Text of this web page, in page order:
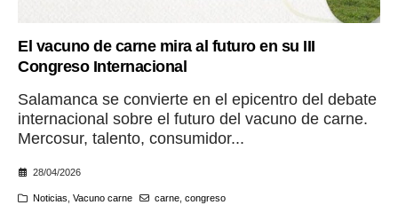
El vacuno de carne mira al futuro en su III
Congreso Internacional
Salamanca se convierte en el epicentro del debate
internacional sobre el futuro del vacuno de carne.
Mercosur, talento, consumidor...
28/04/2026
Noticias Vacuno carne carne, congreso